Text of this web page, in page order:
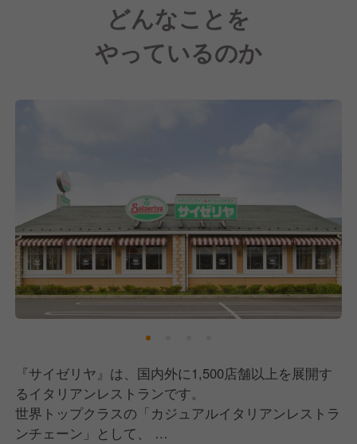
どんなことを
やっているのか
『サイゼリヤ』は、国内外に1,500店舗以上を展開す
るイタリアンレストランです。
世界トップクラスの「カジュアルイタリアンレストラ
ンチェーン」として、